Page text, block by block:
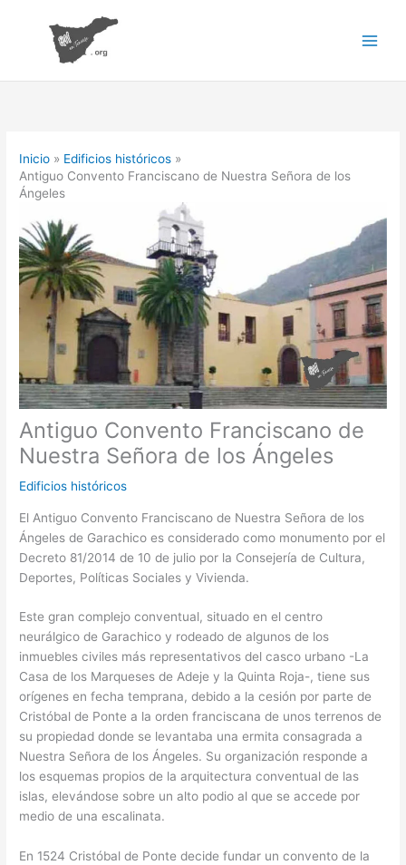
contenido
Inicio
Edificios históricos
Antiguo Convento Franciscano de Nuestra Señora de los
Ángeles
Antiguo Convento Franciscano de
Nuestra Señora de los Ángeles
Edificios históricos
El Antiguo Convento Franciscano de Nuestra Señora de los
Ángeles de Garachico es considerado como monumento por el
Decreto 81/2014 de 10 de julio por la Consejería de Cultura,
Deportes, Políticas Sociales y Vivienda.
Este gran complejo conventual, situado en el centro
neurálgico de Garachico y rodeado de algunos de los
inmuebles civiles más representativos del casco urbano -La
Casa de los Marqueses de Adeje y la Quinta Roja-, tiene sus
orígenes en fecha temprana, debido a la cesión por parte de
Cristóbal de Ponte a la orden franciscana de unos terrenos de
su propiedad donde se levantaba una ermita consagrada a
Nuestra Señora de los Ángeles. Su organización responde a
los esquemas propios de la arquitectura conventual de las
islas, elevándose sobre un alto podio al que se accede por
medio de una escalinata.
En 1524 Cristóbal de Ponte decide fundar un convento de la